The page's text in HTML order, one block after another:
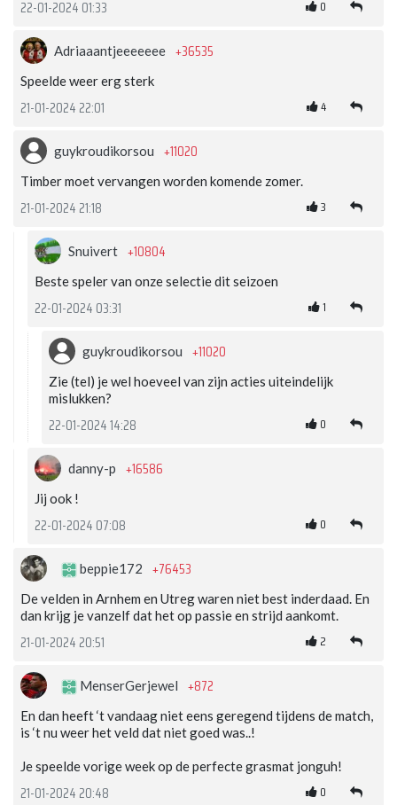
22-01-2024 01:33 0
Adriaaantjeeeeeee +36535
Speelde weer erg sterk
21-01-2024 22:01 4
guykroudikorsou +11020
Timber moet vervangen worden komende zomer.
21-01-2024 21:18 3
Snuivert +10804
Beste speler van onze selectie dit seizoen
22-01-2024 03:31 1
guykroudikorsou +11020
Zie (tel) je wel hoeveel van zijn acties uiteindelijk
mislukken?
22-01-2024 14:28 0
danny-p +16586
Jij ook !
22-01-2024 07:08 0
beppie172 +76453
De velden in Arnhem en Utreg waren niet best inderdaad. En
dan krijg je vanzelf dat het op passie en strijd aankomt.
21-01-2024 20:51 2
MenserGerjewel +872
En dan heeft ‘t vandaag niet eens geregend tijdens de match,
is ‘t nu weer het veld dat niet goed was..!
Je speelde vorige week op de perfecte grasmat jonguh!
21-01-2024 20:48 0